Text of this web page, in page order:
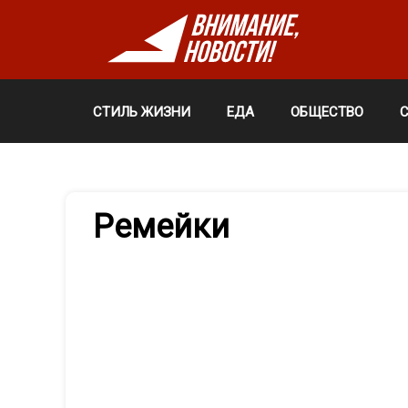
СТИЛЬ ЖИЗНИ ЕДА ОБЩЕСТВО
Ремейки